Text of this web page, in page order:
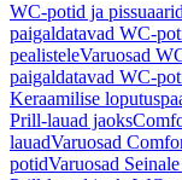
WC-potid ja pissuaarid
paigaldatavad WC-
pealisteleVaruosad
paigaldatavad WC-
Keraamilise
Prill-lauad jaoks
lauadVaruosad
potidVaruosad